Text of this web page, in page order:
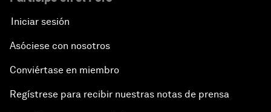
Iniciar sesión
Asóciese con nosotros
Conviértase en miembro
Regístrese para recibir nuestras notas de prensa